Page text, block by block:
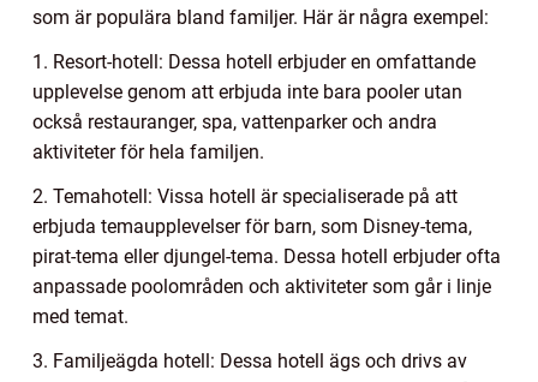
som är populära bland familjer. Här är några exempel:
1. Resort-hotell: Dessa hotell erbjuder en omfattande
upplevelse genom att erbjuda inte bara pooler utan
också restauranger, spa, vattenparker och andra
aktiviteter för hela familjen.
2. Temahotell: Vissa hotell är specialiserade på att
erbjuda temaupplevelser för barn, som Disney-tema,
pirat-tema eller djungel-tema. Dessa hotell erbjuder ofta
anpassade poolområden och aktiviteter som går i linje
med temat.
3. Familjeägda hotell: Dessa hotell ägs och drivs av